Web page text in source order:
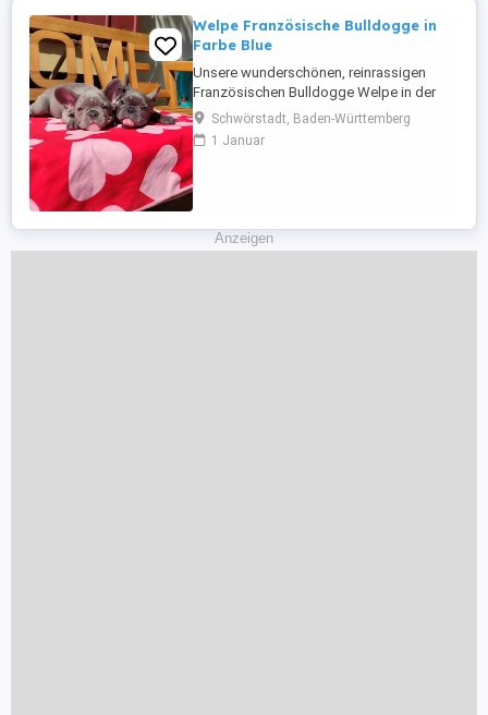
Welpe Französische Bulldogge in
Farbe Blue
Unsere wunderschönen, reinrassigen
Französischen Bulldogge Welpe in der
exklusiven und begehrten Farbe Blue
(Blau) - Mädchen und Bub Blue Lilac darf
ab sofort in ihr neues, liebevosvolle zu
Tollwut: ...
Schwörstadt, Baden-Württemberg
1 Januar
Anzeigen